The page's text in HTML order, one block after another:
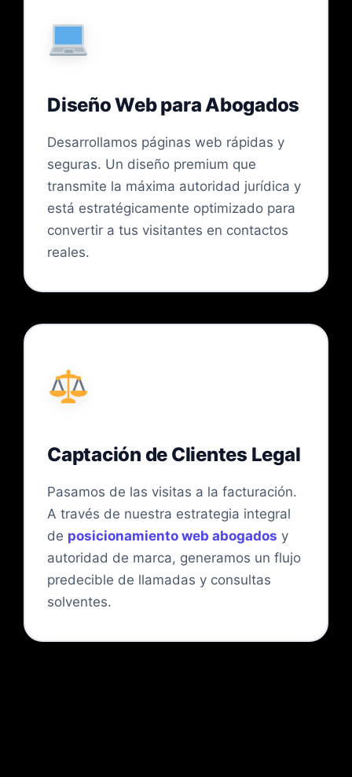
Diseño Web para Abogados
Desarrollamos páginas web rápidas y
seguras. Un diseño premium que
transmite la máxima autoridad jurídica y
está estratégicamente optimizado para
convertir a tus visitantes en contactos
reales.
Captación de Clientes Legal
Pasamos de las visitas a la facturación.
A través de nuestra estrategia integral
de posicionamiento web abogados y
autoridad de marca, generamos un flujo
predecible de llamadas y consultas
solventes.